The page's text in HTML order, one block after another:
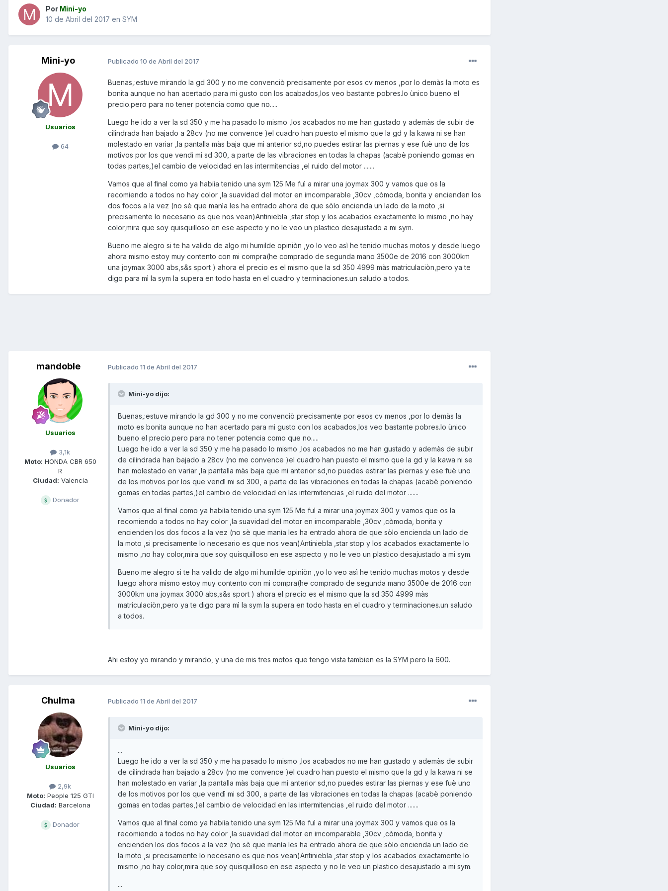
Por Mini-yo
10 de Abril del 2017 en SYM
Mini-yo
Usuarios
64
Publicado 10 de Abril del 2017
Buenas,:estuve mirando la gd 300 y no me convenciò precisamente por esos cv menos ,por lo demàs la moto es
bonita aunque no han acertado para mi gusto con los acabados,los veo bastante pobres.lo ùnico bueno el
precio.pero para no tener potencia como que no.....
Luego he ido a ver la sd 350 y me ha pasado lo mismo ,los acabados no me han gustado y ademàs de subir de
cilindrada han bajado a 28cv (no me convence )el cuadro han puesto el mismo que la gd y la kawa ni se han
molestado en variar ,la pantalla màs baja que mi anterior sd,no puedes estirar las piernas y ese fuè uno de los
motivos por los que vendì mi sd 300, a parte de las vibraciones en todas la chapas (acabè poniendo gomas en
todas partes,)el cambio de velocidad en las intermitencias ,el ruido del motor .......
Vamos que al final como ya habiìa tenido una sym 125 Me fuì a mirar una joymax 300 y vamos que os la
recomiendo a todos no hay color ,la suavidad del motor en imcomparable ,30cv ,còmoda, bonita y encienden los
dos focos a la vez (no sè que manìa les ha entrado ahora de que sòlo encienda un lado de la moto ,si
precisamente lo necesario es que nos vean)Antiniebla ,star stop y los acabados exactamente lo mismo ,no hay
color,mira que soy quisquilloso en ese aspecto y no le veo un plastico desajustado a mi sym.
Bueno me alegro si te ha valido de algo mi humilde opiniòn ,yo lo veo asì he tenido muchas motos y desde luego
ahora mismo estoy muy contento con mi compra(he comprado de segunda mano 3500e de 2016 con 3000km
una joymax 3000 abs,s&s sport ) ahora el precio es el mismo que la sd 350 4999 màs matriculaciòn,pero ya te
digo para mì la sym la supera en todo hasta en el cuadro y terminaciones.un saludo a todos.
mandoble
Usuarios
3,1k
Moto: HONDA CBR 650
R
Ciudad: Valencia
Donador
Publicado 11 de Abril del 2017
Mini-yo dijo:
Buenas,:estuve mirando la gd 300 y no me convenciò precisamente por esos cv menos ,por lo demàs la
moto es bonita aunque no han acertado para mi gusto con los acabados,los veo bastante pobres.lo ùnico
bueno el precio.pero para no tener potencia como que no.....
Luego he ido a ver la sd 350 y me ha pasado lo mismo ,los acabados no me han gustado y ademàs de subir
de cilindrada han bajado a 28cv (no me convence )el cuadro han puesto el mismo que la gd y la kawa ni se
han molestado en variar ,la pantalla màs baja que mi anterior sd,no puedes estirar las piernas y ese fuè uno
de los motivos por los que vendì mi sd 300, a parte de las vibraciones en todas la chapas (acabè poniendo
gomas en todas partes,)el cambio de velocidad en las intermitencias ,el ruido del motor .......
Vamos que al final como ya habiìa tenido una sym 125 Me fuì a mirar una joymax 300 y vamos que os la
recomiendo a todos no hay color ,la suavidad del motor en imcomparable ,30cv ,còmoda, bonita y
encienden los dos focos a la vez (no sè que manìa les ha entrado ahora de que sòlo encienda un lado de
la moto ,si precisamente lo necesario es que nos vean)Antiniebla ,star stop y los acabados exactamente lo
mismo ,no hay color,mira que soy quisquilloso en ese aspecto y no le veo un plastico desajustado a mi sym.
Bueno me alegro si te ha valido de algo mi humilde opiniòn ,yo lo veo asì he tenido muchas motos y desde
luego ahora mismo estoy muy contento con mi compra(he comprado de segunda mano 3500e de 2016 con
3000km una joymax 3000 abs,s&s sport ) ahora el precio es el mismo que la sd 350 4999 màs
matriculaciòn,pero ya te digo para mì la sym la supera en todo hasta en el cuadro y terminaciones.un saludo
a todos.
Ahi estoy yo mirando y mirando, y una de mis tres motos que tengo vista tambien es la SYM pero la 600.
Chulma
Usuarios
2,9k
Moto: People 125 GTI
Ciudad: Barcelona
Donador
Publicado 11 de Abril del 2017
Mini-yo dijo:
...
Luego he ido a ver la sd 350 y me ha pasado lo mismo ,los acabados no me han gustado y ademàs de subir
de cilindrada han bajado a 28cv (no me convence )el cuadro han puesto el mismo que la gd y la kawa ni se
han molestado en variar ,la pantalla màs baja que mi anterior sd,no puedes estirar las piernas y ese fuè uno
de los motivos por los que vendì mi sd 300, a parte de las vibraciones en todas la chapas (acabè poniendo
gomas en todas partes,)el cambio de velocidad en las intermitencias ,el ruido del motor .......
Vamos que al final como ya habiìa tenido una sym 125 Me fuì a mirar una joymax 300 y vamos que os la
recomiendo a todos no hay color ,la suavidad del motor en imcomparable ,30cv ,còmoda, bonita y
encienden los dos focos a la vez (no sè que manìa les ha entrado ahora de que sòlo encienda un lado de
la moto ,si precisamente lo necesario es que nos vean)Antiniebla ,star stop y los acabados exactamente lo
mismo ,no hay color,mira que soy quisquilloso en ese aspecto y no le veo un plastico desajustado a mi sym.
...